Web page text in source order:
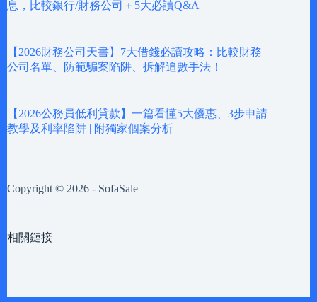
息，比較銀行/財務公司＋5大必讀Q&A
【2026財務公司天書】7大借錢必讀攻略：比較財務
公司名單、防範騙案陷阱、拆解追數手法！
【2026公務員低利貸款】一篇看懂5大優惠、3步申請
教學及利率陷阱 | 附獨家個案分析
Copyright © 2026 - SofaSale
相關鏈接